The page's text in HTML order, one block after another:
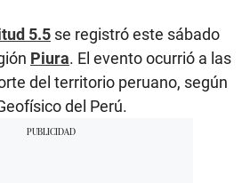
5.5 se registró este sábado
Piura. El evento ocurrió a las
del territorio peruano, según
del Perú.